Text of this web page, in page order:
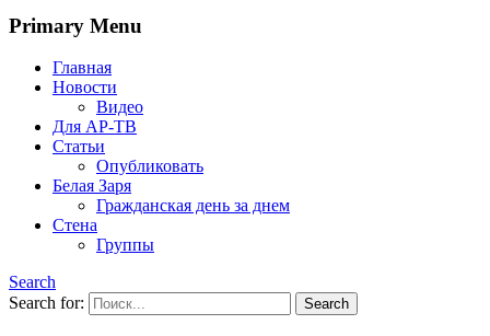
Primary Menu
Главная
Новости
Видео
Для АР-ТВ
Статьи
Опубликовать
Белая Заря
Гражданская день за днем
Стена
Группы
Search
Search for: